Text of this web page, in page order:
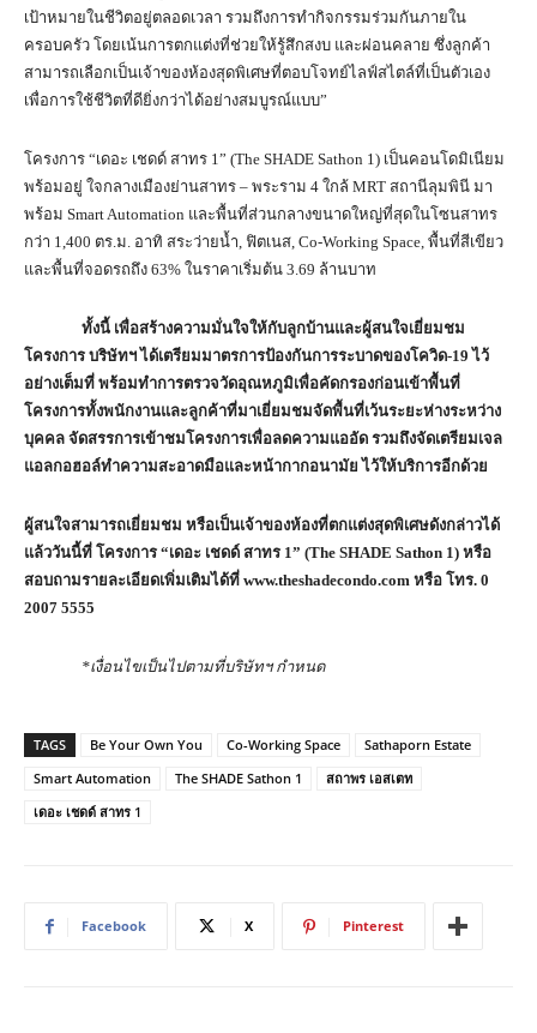
เป้าหมายในชีวิตอยู่ตลอดเวลา รวมถึงการทำกิจกรรมร่วมกันภายใน
ครอบครัว โดยเน้นการตกแต่งที่ช่วยให้รู้สึกสงบ และผ่อนคลาย ซึ่งลูกค้า
สามารถเลือกเป็นเจ้าของห้องสุดพิเศษที่ตอบโจทย์ไลฟ์สไตล์ที่เป็นตัวเอง
เพื่อการใช้ชีวิตที่ดียิ่งกว่าได้อย่างสมบูรณ์แบบ”
โครงการ “เดอะ เชดด์ สาทร 1” (The SHADE Sathon 1) เป็นคอนโดมิเนียม
พร้อมอยู่ ใจกลางเมืองย่านสาทร – พระราม 4 ใกล้ MRT สถานีลุมพินี มา
พร้อม Smart Automation และพื้นที่ส่วนกลางขนาดใหญ่ที่สุดในโซนสาทร
กว่า 1,400 ตร.ม. อาทิ สระว่ายน้ำ, ฟิตเนส, Co-Working Space, พื้นที่สีเขียว
และพื้นที่จอดรถถึง 63% ในราคาเริ่มต้น 3.69 ล้านบาท
ทั้งนี้ เพื่อสร้างความมั่นใจให้กับลูกบ้านและผู้สนใจเยี่ยมชม
โครงการ บริษัทฯ ได้เตรียมมาตรการป้องกันการระบาดของโควิด-19 ไว้
อย่างเต็มที่ พร้อมทำการตรวจวัดอุณหภูมิเพื่อคัดกรองก่อนเข้าพื้นที่
โครงการทั้งพนักงานและลูกค้าที่มาเยี่ยมชมจัดพื้นที่เว้นระยะห่างระหว่าง
บุคคล จัดสรรการเข้าชมโครงการเพื่อลดความแออัด รวมถึงจัดเตรียมเจล
แอลกอฮอล์ทำความสะอาดมือและหน้ากากอนามัย ไว้ให้บริการอีกด้วย
ผู้สนใจสามารถเยี่ยมชม หรือเป็นเจ้าของห้องที่ตกแต่งสุดพิเศษดังกล่าวได้
แล้ววันนี้ที่ โครงการ “เดอะ เชดด์ สาทร 1” (The SHADE Sathon 1) หรือ
สอบถามรายละเอียดเพิ่มเติมได้ที่ www.theshadecondo.com หรือ โทร. 0
2007 5555
*เงื่อนไขเป็นไปตามที่บริษัทฯ กำหนด
TAGS Be Your Own You Co-Working Space
Sathaporn Estate
Smart Automation
The SHADE Sathon 1
สถาพร เอสเตท
เดอะ เชดด์ สาทร 1
Facebook X Pinterest